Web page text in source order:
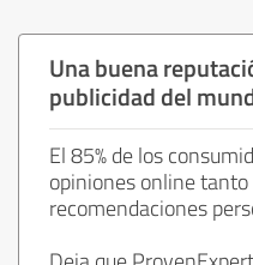
Una buena
publicidad del
El 85% de los
opiniones online
recomendaciones